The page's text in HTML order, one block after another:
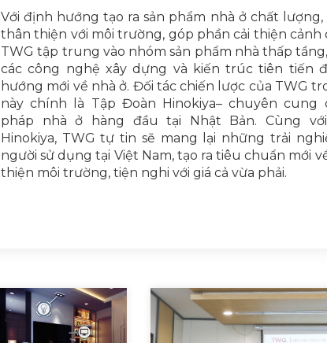
Với định hướng tạo ra sản phẩm nhà ở chất lượng,
thân thiện với môi trường, góp phần cải thiện cảnh
TWG tập trung vào nhóm sản phẩm nhà thấp
các công nghệ xây dựng và kiến trúc tiên tiến
hướng mới về nhà ở. Đối tác chiến lược của TWG
này chính là Tập Đoàn Hinokiya– chuyên cung
pháp nhà ở hàng đầu tại Nhật Bản. Cùng
Hinokiya, TWG tự tin sẽ mang lại những trải
người sử dụng tại Việt Nam, tạo ra tiêu chuẩn mới
thiện môi trường, tiện nghi với giá cả vừa phải.